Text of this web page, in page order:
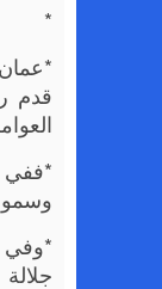
*
قدم
*ففي
وسمو
*وفي